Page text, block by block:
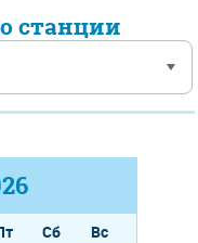
станции
Сб
Вс